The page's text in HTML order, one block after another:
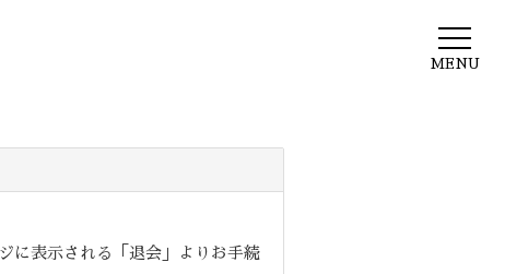
MENU
に表示される「退会」よりお手続